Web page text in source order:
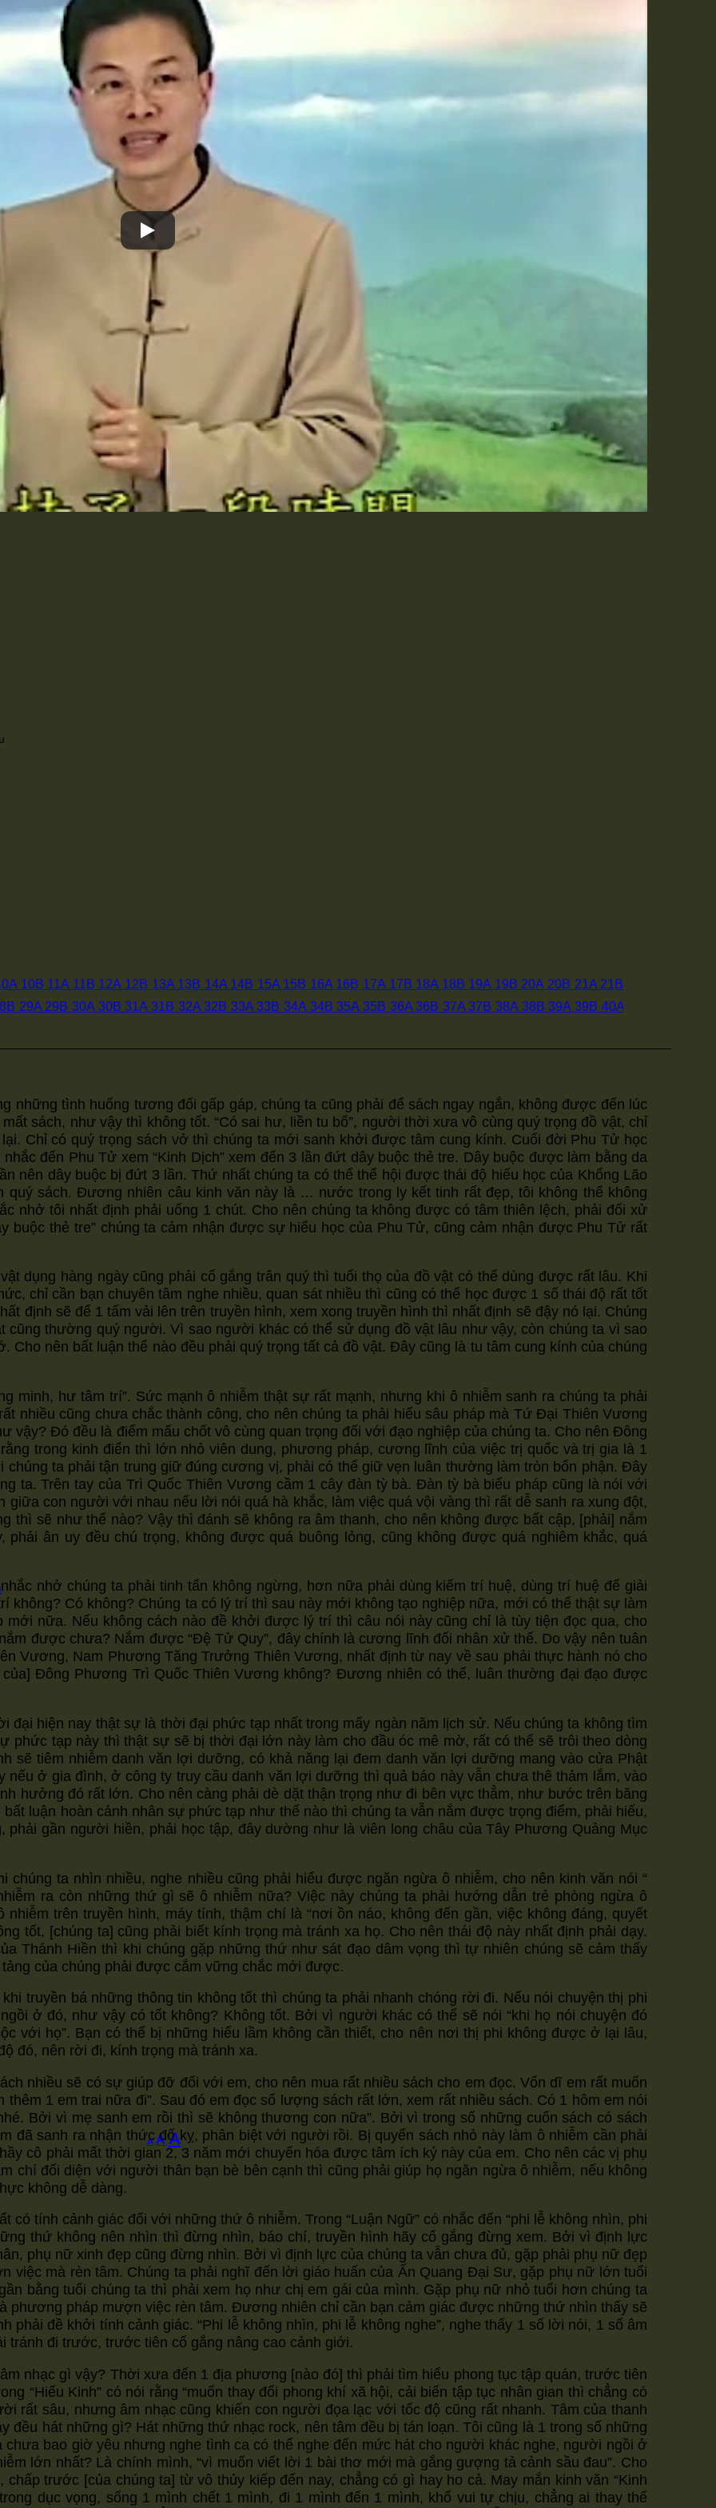
ADecrease
font
AReset
font
AIncrease
font
size.
10B 11A 11B 12A 12B 13A 13B 14A 14B 15A 15B 16A 16B 17A 17B 18A 18B 19A 19B 20A 20B 21A 21B
29A 29B 30A 30B 31A 31B 32A 32B 33A 33B 34A 34B 35A 35B 36A 36B 37A 37B 38A 38B 39A 39B 40A
những tình huống tương đối gấp gáp, chúng ta cũng phải để sách ngay ngắn, không được đến lúc
sách, như vậy thì không tốt. “Có sai hư, liền tu bổ”, người thời xưa vô cùng quý trọng đồ vật, chỉ
Chỉ có quý trọng sách vở thì chúng ta mới sanh khởi được tâm cung kính. Cuối đời Phu Tử học
đến Phu Tử xem “Kinh Dịch” xem đến 3 lần đứt dây buộc thẻ tre. Dây buộc được làm bằng da
nên dây buộc bị đứt 3 lần. Thứ nhất chúng ta có thể thể hội được thái độ hiếu học của Khổng Lão
sách. Đương nhiên câu kinh văn này là … nước trong ly kết tinh rất đẹp, tôi không thể không
nhở tôi nhất định phải uống 1 chút. Cho nên chúng ta không được có tâm thiên lệch, phải đối xử
buộc thẻ tre” chúng ta cảm nhận được sự hiếu học của Phu Tử, cũng cảm nhận được Phu Tử rất
dụng hàng ngày cũng phải cố gắng trân quý thì tuổi thọ của đồ vật có thể dùng được rất lâu. Khi
chỉ cần bạn chuyên tâm nghe nhiều, quan sát nhiều thì cũng có thể học được 1 số thái độ rất tốt
định sẽ để 1 tấm vải lên trên truyền hình, xem xong truyền hình thì nhất định sẽ đậy nó lại. Chúng
thường quý người. Vì sao người khác có thể sử dụng đồ vật lâu như vậy, còn chúng ta vì sao
Cho nên bất luận thế nào đều phải quý trọng tất cả đồ vật. Đây cũng là tu tâm cung kính của chúng
minh, hư tâm trí”. Sức mạnh ô nhiễm thật sự rất mạnh, nhưng khi ô nhiễm sanh ra chúng ta phải
nhiều cũng chưa chắc thành công, cho nên chúng ta phải hiểu sâu pháp mà Tứ Đại Thiên Vương
vậy? Đó đều là điểm mấu chốt vô cùng quan trọng đối với đạo nghiệp của chúng ta. Cho nên Đông
trong kinh điển thì lớn nhỏ viên dung, phương pháp, cương lĩnh của việc trị quốc và trị gia là 1
chúng ta phải tận trung giữ đúng cương vị, phải có thể giữ vẹn luân thường làm tròn bổn phận. Đây
ta. Trên tay của Trì Quốc Thiên Vương cầm 1 cây đàn tỳ bà. Đàn tỳ bà biểu pháp cũng là nói với
giữa con người với nhau nếu lời nói quá hà khắc, làm việc quá vội vàng thì rất dễ sanh ra xung đột,
thì sẽ như thế nào? Vậy thì đánh sẽ không ra âm thanh, cho nên không được bất cập, [phải] nắm
ân uy đều chú trọng, không được quá buông lỏng, cũng không được quá nghiêm khắc, quá
nhở chúng ta phải tinh tấn không ngừng, hơn nữa phải dùng kiếm trí huệ, dùng trí huệ để giải
không? Có không? Chúng ta có lý trí thì sau này mới không tạo nghiệp nữa, mới có thể thật sự làm
nữa. Nếu không cách nào đề khởi được lý trí thì câu nói này cũng chỉ là tùy tiện đọc qua, cho
được chưa? Nắm được “Đệ Tử Quy”, đây chính là cương lĩnh đối nhân xử thế. Do vậy nên tuân
Vương, Nam Phương Tăng Trưởng Thiên Vương, nhất định từ nay về sau phải thực hành nó cho
Đông Phương Trì Quốc Thiên Vương không? Đương nhiên có thể, luân thường đại đạo được
đại hiện nay thật sự là thời đại phức tạp nhất trong mấy ngàn năm lịch sử. Nếu chúng ta không tìm
phức tạp này thì thật sự sẽ bị thời đại lớn này làm cho đầu óc mê mờ, rất có thể sẽ trôi theo dòng
sẽ tiêm nhiễm danh văn lợi dưỡng, có khả năng lại đem danh văn lợi dưỡng mang vào cửa Phật
nếu ở gia đình, ở công ty truy cầu danh văn lợi dưỡng thì quả báo này vẫn chưa thê thảm lắm, vào
hưởng đó rất lớn. Cho nên càng phải dè dặt thận trọng như đi bên vực thẳm, như bước trên băng
luận hoàn cảnh nhân sự phức tạp như thế nào thì chúng ta vẫn nắm được trọng điểm, phải hiếu,
gần người hiền, phải học tập, đây dường như là viên long châu của Tây Phương Quảng Mục
ta nhìn nhiều, nghe nhiều cũng phải hiểu được ngăn ngừa ô nhiễm, cho nên kinh văn nói “
ra còn những thứ gì sẽ ô nhiễm nữa? Việc này chúng ta phải hướng dẫn trẻ phòng ngừa ô
trên truyền hình, máy tính, thậm chí là “nơi ồn náo, không đến gần, việc không đáng, quyết
tốt, [chúng ta] cũng phải biết kính trọng mà tránh xa họ. Cho nên thái độ này nhất định phải dạy.
Thánh Hiền thì khi chúng gặp những thứ như sát đạo dâm vọng thì tự nhiên chúng sẽ cảm thấy
của chúng phải được cắm vững chắc mới được.
truyền bá những thông tin không tốt thì chúng ta phải nhanh chóng rời đi. Nếu nói chuyện thị phi
ở đó, như vậy có tốt không? Không tốt. Bởi vì người khác có thể sẽ nói “khi họ nói chuyện đó
với họ”. Bạn có thể bị những hiểu lầm không cần thiết, cho nên nơi thị phi không được ở lại lâu,
đó, nên rời đi, kính trọng mà tránh xa.
nhiều sẽ có sự giúp đỡ đối với em, cho nên mua rất nhiều sách cho em đọc. Vốn dĩ em rất muốn
1 em trai nữa đi”. Sau đó em đọc số lượng sách rất lớn, xem rất nhiều sách. Có 1 hôm em nói
Bởi vì mẹ sanh em rồi thì sẽ không thương con nữa”. Bởi vì trong số những cuốn sách có sách
đã sanh ra nhận thức đố kỵ, phân biệt với người rồi. Bị quyển sách nhỏ này làm ô nhiễm cần phải
cô phải mất thời gian 2, 3 năm mới chuyển hóa được tâm ích kỷ này của em. Cho nên các vị phụ
chí đối diện với người thân bạn bè bên cạnh thì cũng phải giúp họ ngăn ngừa ô nhiễm, nếu không
không dễ dàng.
có tính cảnh giác đối với những thứ ô nhiễm. Trong “Luận Ngữ” có nhắc đến “phi lễ không nhìn, phi
thứ không nên nhìn thì đừng nhìn, báo chí, truyền hình hãy cố gắng đừng xem. Bởi vì định lực
phụ nữ xinh đẹp cũng đừng nhìn. Bởi vì định lực của chúng ta vẫn chưa đủ, gặp phải phụ nữ đẹp
việc mà rèn tâm. Chúng ta phải nghĩ đến lời giáo huấn của Ấn Quang Đại Sư, gặp phụ nữ lớn tuổi
bằng tuổi chúng ta thì phải xem họ như chị em gái của mình. Gặp phụ nữ nhỏ tuổi hơn chúng ta
phương pháp mượn việc rèn tâm. Đương nhiên chỉ cần bạn cảm giác được những thứ nhìn thấy sẽ
phải đề khởi tính cảnh giác. “Phi lễ không nhìn, phi lễ không nghe”, nghe thấy 1 số lời nói, 1 số âm
tránh đi trước, trước tiên cố gắng nâng cao cảnh giới.
nhạc gì vậy? Thời xưa đến 1 địa phương [nào đó] thì phải tìm hiểu phong tục tập quán, trước tiên
“Hiếu Kinh” có nói rằng “muốn thay đổi phong khí xã hội, cải biến tập tục nhân gian thì chẳng có
rất sâu, nhưng âm nhạc cũng khiến con người đọa lạc với tốc độ cũng rất nhanh. Tâm của thanh
đều hát những gì? Hát những thứ nhạc rock, nên tâm đều bị tán loạn. Tôi cũng là 1 trong số những
bao giờ yêu nhưng nghe tình ca có thể nghe đến mức hát cho người khác nghe, người ngồi ở
lớn nhất? Là chính mình, “vì muốn viết lời 1 bài thơ mới mà gắng gượng tả cảnh sầu đau”. Cho
trước [của chúng ta] từ vô thủy kiếp đến nay, chẳng có gì hay ho cả. May mắn kinh văn “Kinh
dục vọng, sống 1 mình chết 1 mình, đi 1 mình đến 1 mình, khổ vui tự chịu, chẳng ai thay thế